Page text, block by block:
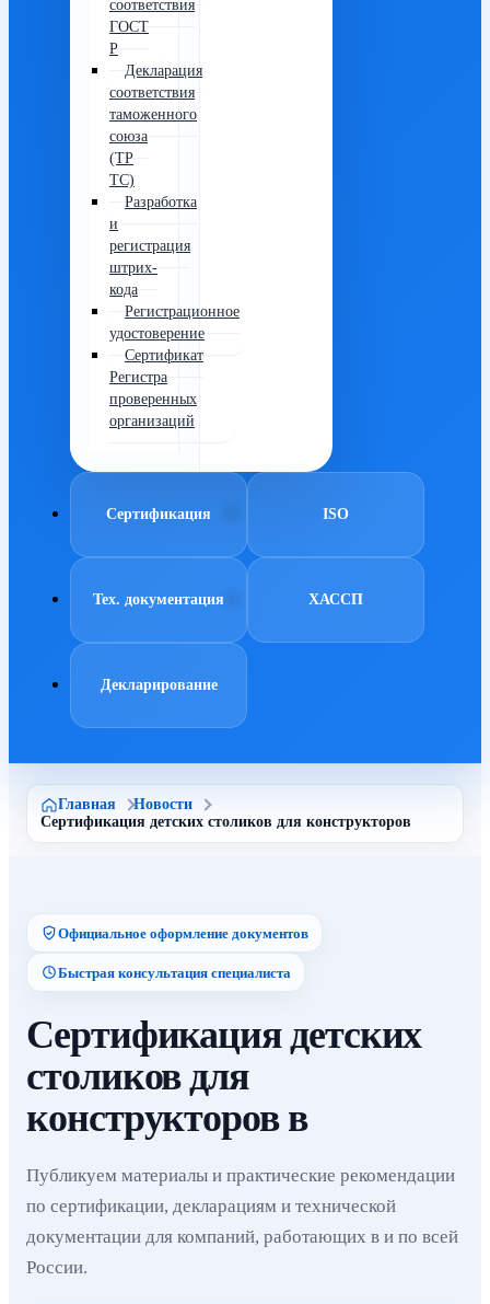
соответствия
ГОСТ
Р
Декларация
соответствия
таможенного
союза
(ТР
ТС)
Разработка
и
регистрация
штрих-
кода
Регистрационное
удостоверение
Сертификат
Регистра
проверенных
организаций
Сертификация ISO
Тех. документация ХАССП
Декларирование
Главная
Новости
Сертификация детских столиков для конструкторов
Официальное оформление документов
Быстрая консультация специалиста
Сертификация детских
столиков для
конструкторов в
Публикуем материалы и практические рекомендации
по сертификации, декларациям и технической
документации для компаний, работающих в и по всей
России.